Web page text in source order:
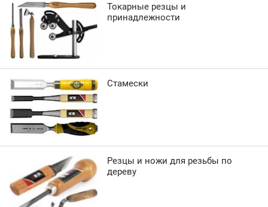
Токарные резцы и
принадлежности
Стамески
Резцы и ножи для резьбы по
дереву